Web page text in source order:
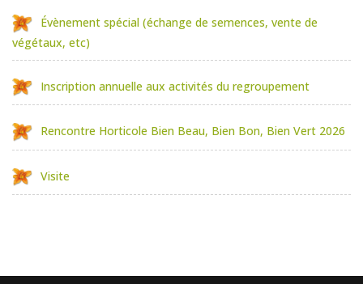
Évènement spécial (échange de semences, vente de
végétaux, etc)
Inscription annuelle aux activités du regroupement
Rencontre Horticole Bien Beau, Bien Bon, Bien Vert 2026
Visite